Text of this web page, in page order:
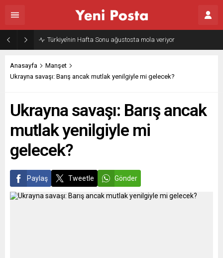
Gazze’nin geleceği: Teknokratik kontrol mü, kolonializm mi?
Anasayfa
Manşet
Ukrayna savaşı: Barış ancak mutlak yenilgiyle mi gelecek?
Ukrayna savaşı: Barış ancak
mutlak yenilgiyle mi
gelecek?
Paylaş Tweetle Gönder